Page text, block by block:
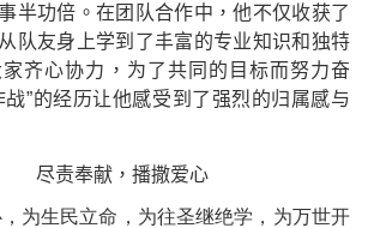
半功倍。在团队合作中，他不仅收获了
队友身上学到了丰富的专业知识和独特
齐心协力，为了共同的目标而努力奋
战”的经历让他感受到了强烈的归属感与
尽责奉献，播撒爱心
，为生民立命，为往圣继绝学，为万世开